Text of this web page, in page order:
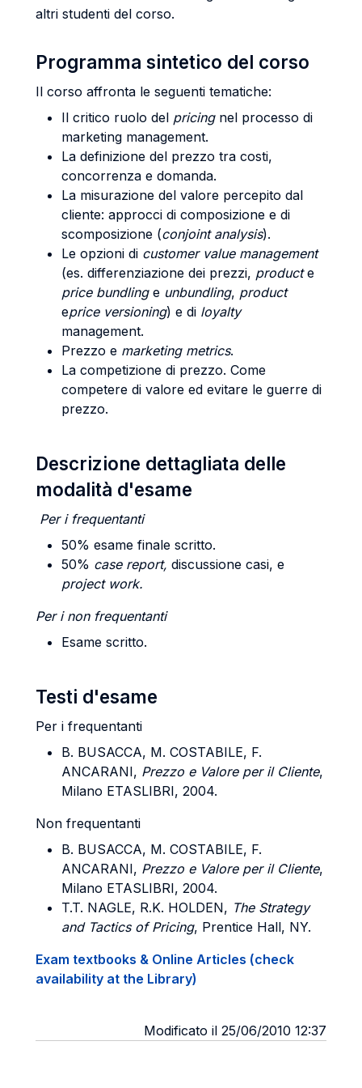
altri studenti del corso.
Programma sintetico del corso
Il corso affronta le seguenti tematiche:
Il critico ruolo del pricing nel processo di
marketing management.
La definizione del prezzo tra costi,
concorrenza e domanda.
La misurazione del valore percepito dal
cliente: approcci di composizione e di
scomposizione (conjoint analysis).
Le opzioni di customer value management
(es. differenziazione dei prezzi, producte
price bundling e unbundling, product
eprice versioning) e di loyalty
management.
Prezzo e marketing metrics.
La competizione di prezzo. Come
competere di valore ed evitare le guerre di
prezzo.
Descrizione dettagliata delle
modalità d'esame
Per i frequentanti
50% esame finale scritto.
50% case report, discussione casi, e
project work.
Per i non frequentanti
Esame scritto.
Testi d'esame
Per i frequentanti
B. BUSACCA, M. COSTABILE, F.
ANCARANI, Prezzo e Valore per il Cliente,
Milano ETASLIBRI, 2004.
Non frequentanti
B. BUSACCA, M. COSTABILE, F.
ANCARANI, Prezzo e Valore per il Cliente,
Milano ETASLIBRI, 2004.
T.T. NAGLE, R.K. HOLDEN, The Strategy
and Tactics of Pricing, Prentice Hall, NY.
Exam textbooks & Online Articles (check
availability at the Library)
Modificato il 25/06/2010 12:37